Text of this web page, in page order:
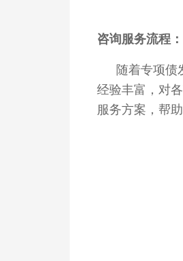
咨询服务流程：
随着专项债
经验丰富，对
服务方案，帮